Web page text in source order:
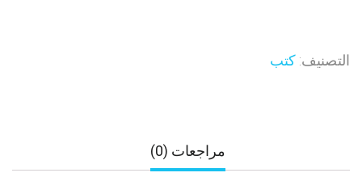
التصنيف: كتب
مراجعات (0)